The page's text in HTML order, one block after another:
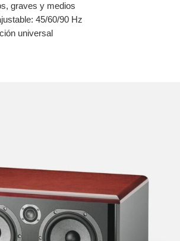
graves y medios
45/60/90 Hz
universal